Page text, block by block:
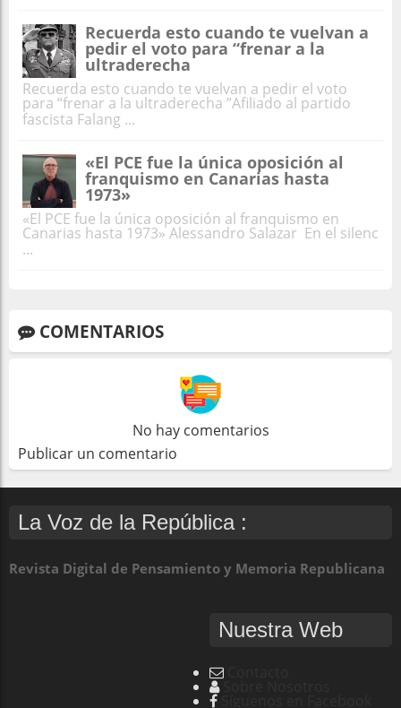
Recuerda esto cuando te vuelvan a
pedir el voto para “frenar a la
ultraderecha
Recuerda esto cuando te vuelvan a pedir el voto
para “frenar a la ultraderecha ”Afiliado al partido
fascista Falang ...
«El PCE fue la única oposición al
franquismo en Canarias hasta
1973»
«El PCE fue la única oposición al franquismo en
Canarias hasta 1973» Alessandro Salazar En el silenc
...
COMENTARIOS
No hay comentarios
Publicar un comentario
La Voz de la República :
Revista Digital de Pensamiento y Memoria Republicana
Nuestra Web